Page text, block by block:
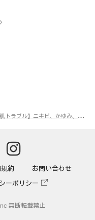
ル】ニキビ、かゆみ、乾燥…原因と対処法とは？
プレデリ
style[
Predeli
約
お問い合わせ
ーポリシー
無断転載禁止